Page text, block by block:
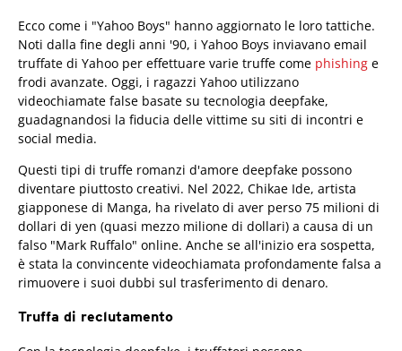
Ecco come i "Yahoo Boys" hanno aggiornato le loro tattiche.
Noti dalla fine degli anni '90, i Yahoo Boys inviavano email
truffate di Yahoo per effettuare varie truffe come phishing e
frodi avanzate. Oggi, i ragazzi Yahoo utilizzano
videochiamate false basate su tecnologia deepfake,
guadagnandosi la fiducia delle vittime su siti di incontri e
social media.
Questi tipi di truffe romanzi d'amore deepfake possono
diventare piuttosto creativi. Nel 2022, Chikae Ide, artista
giapponese di Manga, ha rivelato di aver perso 75 milioni di
dollari di yen (quasi mezzo milione di dollari) a causa di un
falso "Mark Ruffalo" online. Anche se all'inizio era sospetta,
è stata la convincente videochiamata profondamente falsa a
rimuovere i suoi dubbi sul trasferimento di denaro.
Truffa di reclutamento